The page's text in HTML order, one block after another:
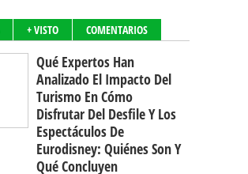
+ VISTO COMENTARIOS
Qué Expertos Han
Analizado El Impacto Del
Turismo En Cómo
Disfrutar Del Desfile Y Los
Espectáculos De
Eurodisney: Quiénes Son Y
Qué Concluyen